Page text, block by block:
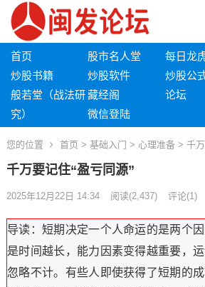
首页 股市名人堂 每日龙
炒股书籍
炒股软件 炒股公
般若堂（战法研
究）
藏经阁 论坛
微信登陆
您的位置 首页 > 基础入门 > 心理准备 > 千
千万要记住“盈亏同源”
2025年12月22日 14:34 阅读(2,437) 评论(1)
导读：短期决定一个人命运的是两个
是时间越长，能力因素变得越重要，
忽略不计。有些人即使获得了短期的